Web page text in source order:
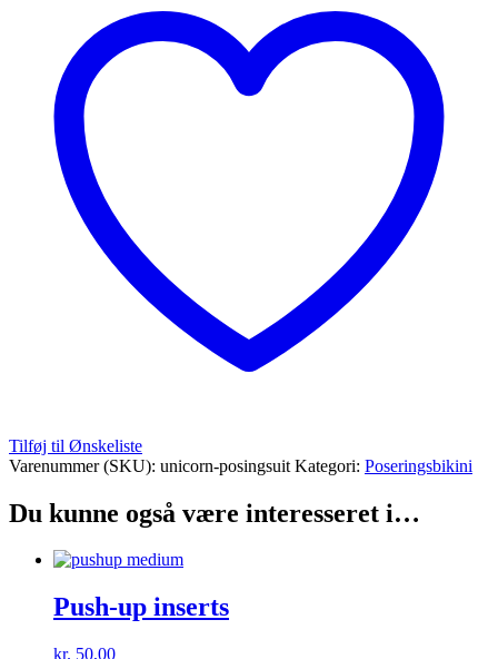
Tilføj til Ønskeliste
Varenummer (SKU): unicorn-posingsuit Kategori: Poseringsbikini
Du kunne også være interesseret i…
Push-up inserts
kr. 50,00